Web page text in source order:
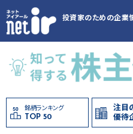
投資家のための企業
銘柄ランキング
TOP 50
注目
優待